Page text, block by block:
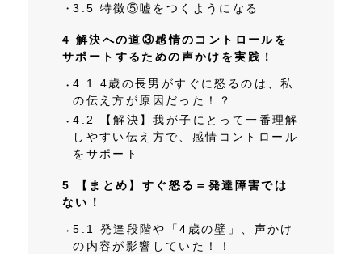
3.5 特徴⑤嘘をつくようになる
4 解決への道③感情のコントロールを
サポートするための声かけを実践！
4.1
4歳の長男がすぐに怒るのは、私
の伝え方が原因だった！？
4.2
【解決】我が子にとって一番理解
しやすい伝え方で、感情コントロール
をサポート
5
【まとめ】すぐ怒る＝発達障害では
ない！
5.1
発達段階や「4歳の壁」、声かけ
の内容が影響していた！！